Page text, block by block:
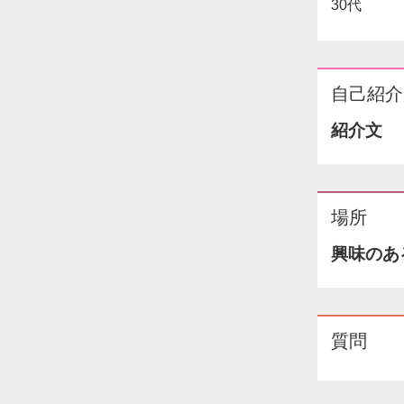
30代
自己紹介
紹介文
場所
興味の
質問